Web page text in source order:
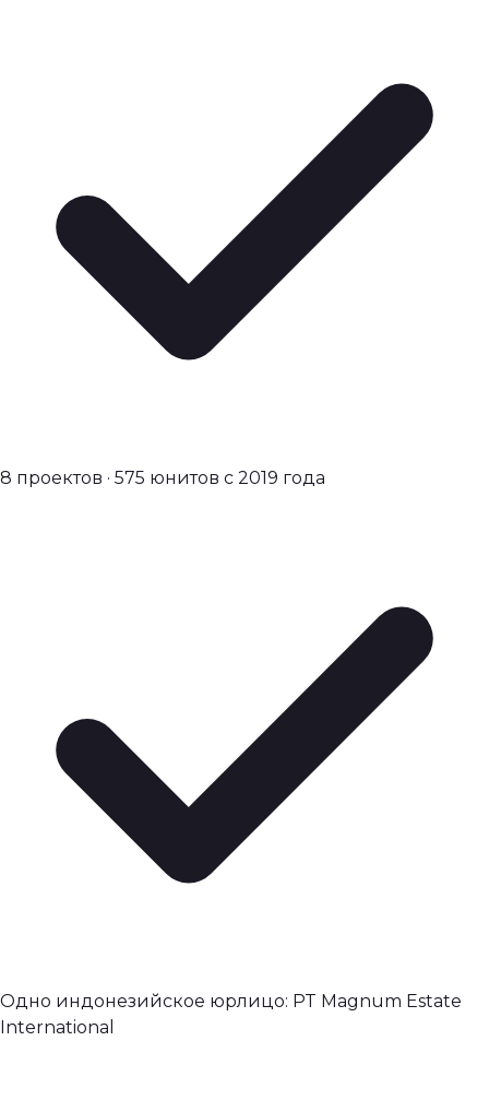
8 проектов · 575 юнитов с 2019 года
Одно индонезийское юрлицо: PT Magnum Estate
International